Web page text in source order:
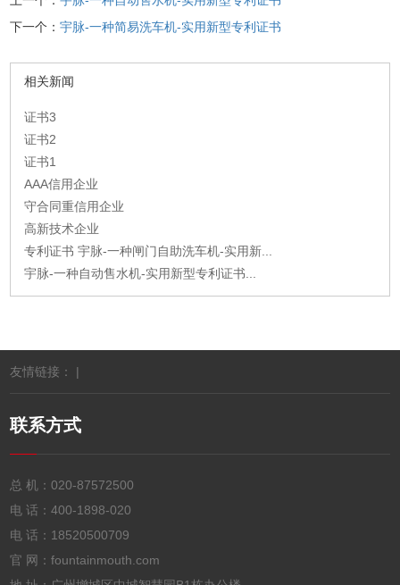
下一个：宇脉-一种简易洗车机-实用新型专利证书
相关新闻
证书3
证书2
证书1
AAA信用企业
守合同重信用企业
高新技术企业
专利证书 宇脉-一种闸门自助洗车机-实用新...
宇脉-一种自动售水机-实用新型专利证书...
友情链接： |
联系方式
总 机：020-87572500
电 话：400-1898-020
电 话： 18520500709
官 网：fountainmouth.com